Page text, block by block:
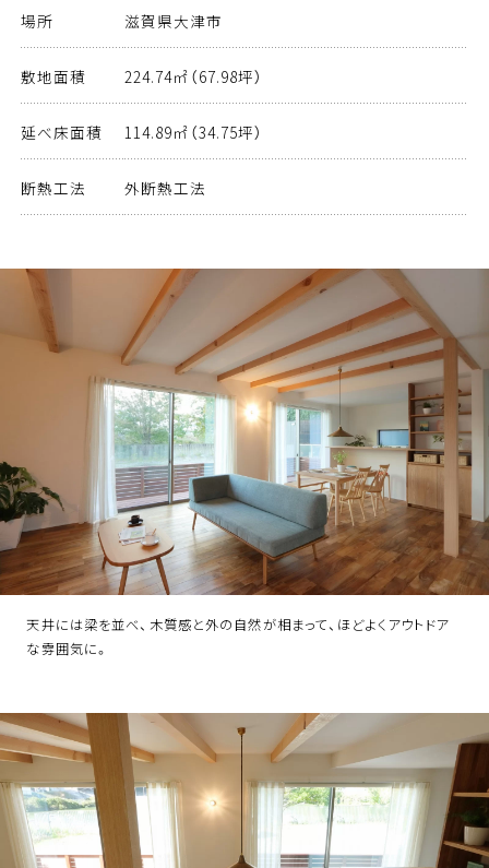
場所 滋賀県大津市
敷地面積 224.74㎡（67.98坪）
延べ床面積 114.89㎡（34.75坪）
断熱工法 外断熱工法
天井には梁を並べ、木質感と外の自然が相まって、ほどよくアウトドア
な雰囲気に。